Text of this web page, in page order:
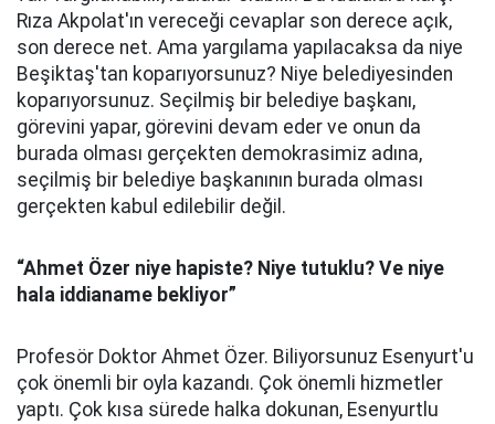
Rıza Akpolat'ın vereceği cevaplar son derece açık,
son derece net. Ama yargılama yapılacaksa da niye
Beşiktaş'tan koparıyorsunuz? Niye belediyesinden
koparıyorsunuz. Seçilmiş bir belediye başkanı,
görevini yapar, görevini devam eder ve onun da
burada olması gerçekten demokrasimiz adına,
seçilmiş bir belediye başkanının burada olması
gerçekten kabul edilebilir değil.
“Ahmet Özer niye hapiste? Niye tutuklu? Ve niye
hala iddianame bekliyor”
Profesör Doktor Ahmet Özer. Biliyorsunuz Esenyurt'u
çok önemli bir oyla kazandı. Çok önemli hizmetler
yaptı. Çok kısa sürede halka dokunan, Esenyurtlu